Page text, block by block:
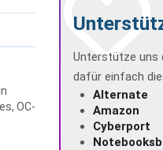
OC-
Unterstütze uns
dafür einfach
Alternate
Amazon
Cyberport